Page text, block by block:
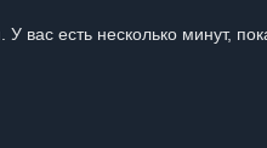
вас есть несколько минут,